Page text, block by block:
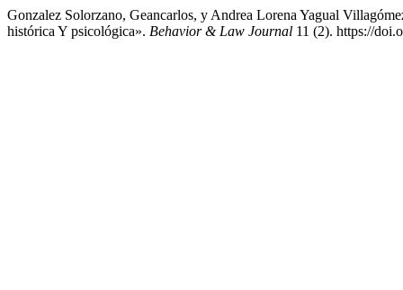
Gonzalez Solorzano, Geancarlos, y Andrea Lorena Yagual
histórica Y psicológica». Behavior & Law Journal 11 (2). https://